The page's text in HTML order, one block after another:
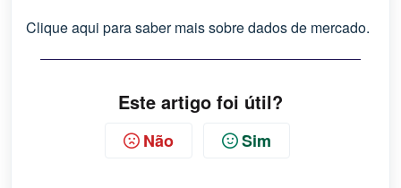
Clique aqui para saber mais sobre dados de mercado.
Este artigo foi útil?
Não Sim